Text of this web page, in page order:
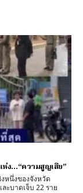
ง…“ความสูญเสีย”
หนึ่งของจังหวัด
ยชีวิต 9 ราย และบาดเจ็บ 22 ราย